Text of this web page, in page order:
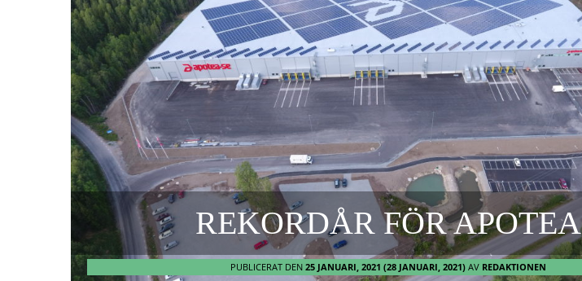
REKORDÅR FÖR APOTEA
PUBLICERAT DEN 25 JANUARI, 2021 (28 JANUARI, 2021) AV REDAKTIONEN